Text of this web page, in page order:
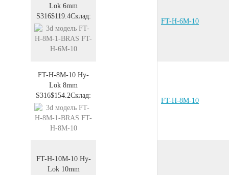
Lok 6mm
S316$119.4Склад:
FT-H-6M-10
FT-H-8M-10 Hy-
Lok 8mm
S316$154.2Склад:
FT-H-8M-10
FT-H-10M-10Hy-
Lok 10mm